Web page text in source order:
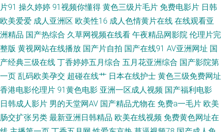
惑影院 91白丝在线 福利看片 狠狠插狠狠干 老司机色av 欧美性炮图 三级片
av操操 亚洲国产无AV码 久久精品免费领取 性交14p 成人含羞草网站 欧美成
人三级 日本中文字幕黄色 五月天黄色网 在线观看肏屄视频 91制作室白乳 午
夜在线寂寞影院 操人人在线观看 欧美操欧美 日韩欧美网 午夜无码影院 91视
频免费观看 草莓在线观看免费 国产宾馆美女在线 老司机福利电影院 大香蕉
片91 操久婷婷 91视频你懂得 黄色三级片毛片 免费电影片 日韩
欧美爱爱 成人亚洲区 欧美性16 成人色情黄片在线 在线观看亚
洲精品 国产热综合 久草网视频在线看 午夜精品网影院 伦理片完
整版 黄视网站在线播放 国产片自拍 国产在线91 AV亚洲网址 国
产经典三级在线 丁香婷婷五月综合 五月花亚洲综合 国产影院第
一页 乱码欧美孕交 超碰在线艹 日本在线护士 黄色三级免费网址
香港电影伦理片 91黄色电影 亚洲一区成人视频 国产福利电影
日韩成人影片 男的天堂网AV 国产精品尤物在 免费a一毛片 欧美
肠交扩张另类 最新亚洲日韩精品 欧美在线视频 免费黄色网址在